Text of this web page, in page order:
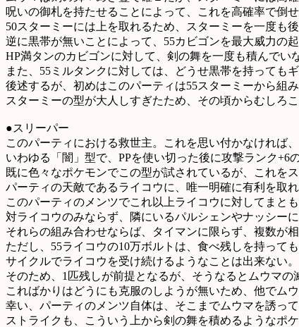
呪いの御札を持たせることによって、これを高確率で倒せ
50スターミーには上を取れるため、スターミーを一度も
逆に黒帯が無いことによって、55カビゴンを最大威力の
HP満タンのカビゴンに対して、剣の舞を一度も積んで
また、55ミルタンクに対しては、どうせ黒帯を持っても
後述するが、初めはこのパーティは55スターミーから組
スターミーの型が大人しすぎたため、その頃からむしろ
●スリーパー
このパーティにおける救世主。これを思い付かなければ
いわゆる「闇」型で、PPを使い切った後に攻撃ランク+6
既に色々なポケモンでこの型が試されているが、これを
パーティの天敵であるライコウに、唯一明確に有利を取れ
このパーティのメンツでこれ以上ライコウに対してまと
対ライコウのみならず、隣にいるパルシェンやナッシー
それらの組み合わせならば、タイマンに限らず、複数が
ただし、55ライコウの10万ボルトは、食べ残しを持って
サイクルでライコウを受け続けるようなことは出来ない。
そのため、1匹残しが前提となるが、そうなるとムウマの
こればかりはどうにも克服のしようが無いため、他でム
幸い、パーティのメンツ自体は、そこまでムウマを誘っ
ストライクも、こういう上から剣の舞を積めるようなポケ